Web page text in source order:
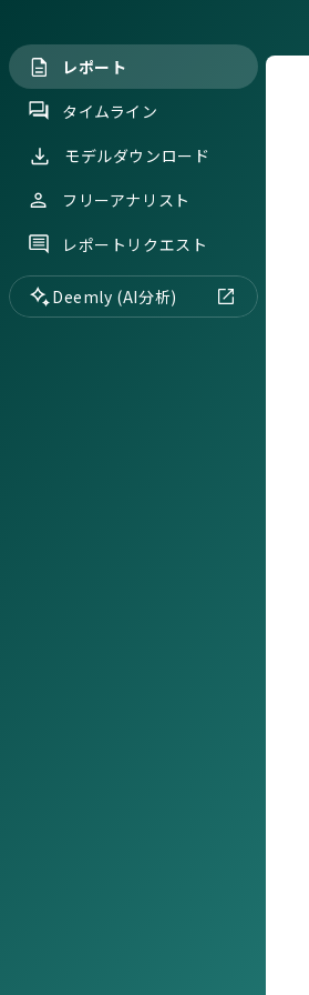
レポート
タイムライン
モデルダウンロード
フリーアナリスト
レポートリクエスト
Deemly (AI分析)